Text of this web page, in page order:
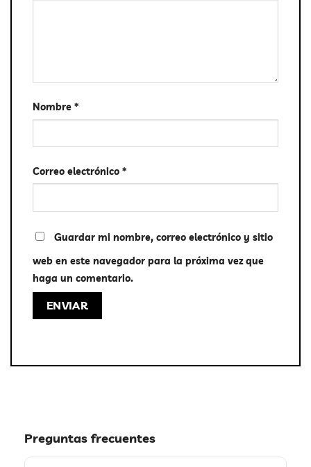
Nombre *
Correo electrónico *
Guardar mi nombre, correo electrónico y sitio
web en este navegador para la próxima vez que
haga un comentario.
Preguntas frecuentes